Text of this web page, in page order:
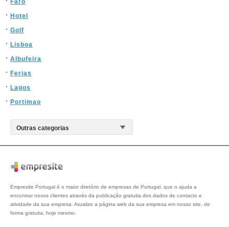
Faro
Hotel
Golf
Lisboa
Albufeira
Ferias
Lagos
Portimao
Empresite Portugal é o maior diretório de empresas de Portugal, que o ajuda a
encontrar novos clientes através da publicação gratuita dos dados de contacto e
atividade da sua empresa. Atualize a página web da sua empresa em nosso site, de
forma gratuita, hoje mesmo.